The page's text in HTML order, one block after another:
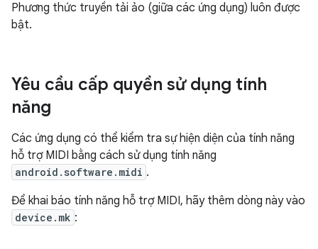
Phương thức truyền tải ảo (giữa các ứng dụng) luôn được
bật.
Yêu cầu cấp quyền sử dụng tính
năng
Các ứng dụng có thể kiểm tra sự hiện diện của tính năng
hỗ trợ MIDI bằng cách sử dụng tính năng
android.software.midi .
Để khai báo tính năng hỗ trợ MIDI, hãy thêm dòng này vào
device.mk :